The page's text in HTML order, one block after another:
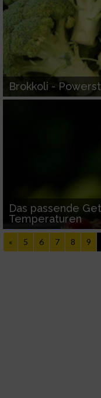
Brokkoli -
Das passende
Temperaturen
« 5 6 7 8 9
Werbung
Verwendung von
personalisierter
Erstellung von
von Inhalten
Verwendung von
Messung der
Analyse von
oder Kombinationen
verschiedenen